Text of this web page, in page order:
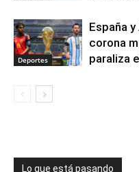
Deportes
España
corona
paraliza
Lo que está pasando